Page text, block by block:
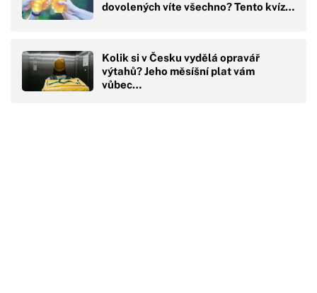
dovolených víte všechno? Tento kvíz…
Kolik si v Česku vydělá opravář
výtahů? Jeho měsíšní plat vám
vůbec…